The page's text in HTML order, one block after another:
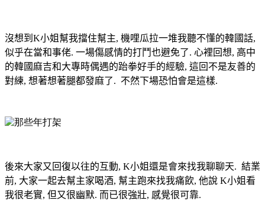
沒想到K小姐幫我擋住幫主, 機哩瓜拉一堆我聽不懂的韓國話,
似乎在當和事佬. 一場傷感情的打鬥也避免了. 心裡回想, 高中
的韓國麻吉和大專時偶遇的跆拳好手的經驗, 這回不是友善的
對練, 想著想著腿都發麻了. 不然下場恐怕會是這樣.
後來大家又回復以往的互動, K小姐還是會來找我聊聊天. 結業
前, 大家一起去幫主家喝酒, 幫主跑來找我痛飲, 他說 K小姐看
我很老實, 但又很幽默. 而已很強壯, 感覺很可靠.